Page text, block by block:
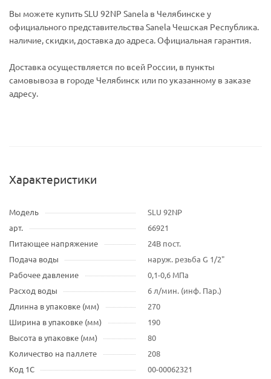
Вы можете купить SLU 92NP Sanela в Челябинске у
официального представительства Sanela Чешская Республика.
наличие, скидки, доставка до адреса. Официальная гарантия.
Доставка осуществляется по всей России, в пункты
самовывоза в городе Челябинск или по указанному в заказе
адресу.
Характеристики
Модель
SLU 92NP
арт.
66921
Питающее напряжение
24В пост.
Подача воды
наруж. резьба G 1/2"
Рабочее давление
0,1-0,6 МПа
Расход воды
6 л/мин. (инф. Пар.)
Длинна в упаковке (мм)
270
Ширина в упаковке (мм)
190
Высота в упаковке (мм)
80
Количество на паллете
208
Код 1С
00-00062321